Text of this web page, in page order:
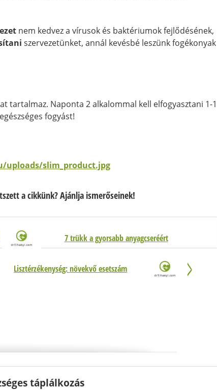
nem kedvez a vírusok és baktériumok fejlődésének,
szervezetünket, annál kevésbé leszünk fogékonyak
tartalmaz. Naponta 2 alkalommal kell elfogyasztani 1-1
fogyást!
a cikkünk? Ajánlja ismerőseinek!
7 trükk a gyorsabb anyagcseréért
Lisztérzékenység: növekvő esetszám
táplálkozás